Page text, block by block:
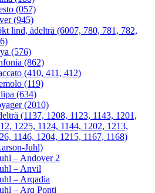
(057)
(945)
lind, ädelträ (6007, 780, 781, 782,
(576)
(862)
(410, 411, 412)
(119)
(634)
(2010)
(1137, 1208, 1123, 1143, 1201,
1225, 1124, 1144, 1202, 1213,
1146, 1204, 1215, 1167, 1168)
Juhl)
– Andover 2
– Anvil
– Arqadia
– Arq Ponti